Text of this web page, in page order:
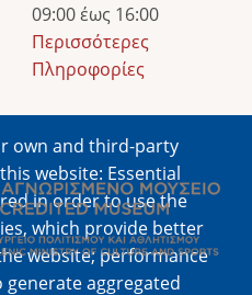
own and third-party
website: Essential
in order to use the
which provide better
website; performance
generate aggregated
09:00 έως 16:00
Περισσότερες
Πληροφορίες